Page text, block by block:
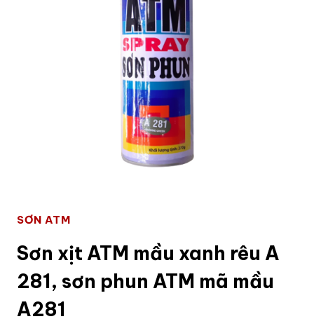
SƠN ATM
Sơn xịt ATM mầu xanh rêu A
281, sơn phun ATM mã mầu
A281